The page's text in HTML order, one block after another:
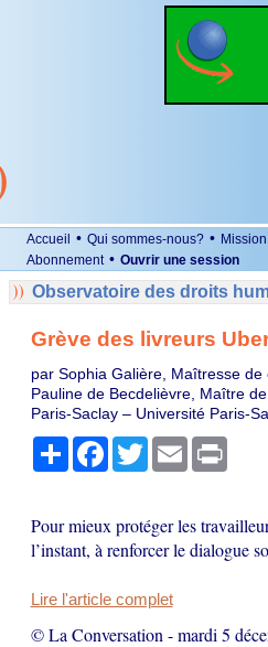
Accueil • Qui sommes-nous? • Mission
Abonnement • Ouvrir une session
Observatoire des droits
Grève des livreurs
par Sophia Galière, Maîtresse
Pauline de Becdelièvre, Maître
Paris-Saclay – Université Paris-
PartagerFacebook
TwitterEmail Print
Pour mieux protéger les
l’instant, à renforcer le dialogue
Lire l'article complet
© La Conversation -mardi 5